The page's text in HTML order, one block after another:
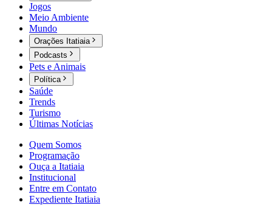
Jogos
Meio Ambiente
Mundo
Orações Itatiaia
Podcasts
Pets e Animais
Política
Saúde
Trends
Turismo
Últimas Notícias
Quem Somos
Programação
Ouça a Itatiaia
Institucional
Entre em Contato
Expediente Itatiaia